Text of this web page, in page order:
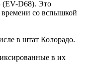
(EV-D68). Это
со вспышкой
в штат Колорадо.
в их